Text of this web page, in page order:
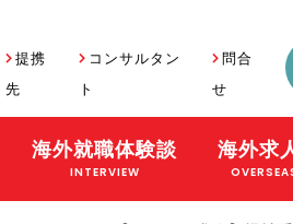
提携
先
コンサルタン
ト
問合
せ
海外就職体験談
INTERVIEW
海外求